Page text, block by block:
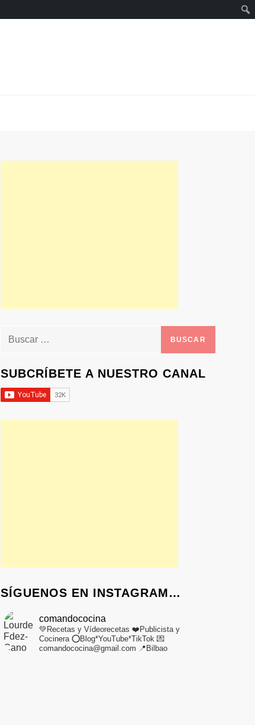
Buscar:
SUBCRÍBETE A NUESTRO CANAL
SÍGUENOS EN INSTAGRAM…
comandococina
💚Recetas y Vídeorecetas ❤️Publicista y
Cocinera⭕Blog*YouTube*TikTok💌
comandococina@gmail.com 📍Bilbao